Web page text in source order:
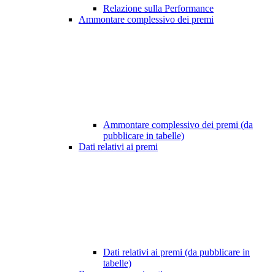
Relazione sulla Performance
Ammontare complessivo dei premi
Ammontare complessivo dei premi (da
pubblicare in tabelle)
Dati relativi ai premi
Dati relativi ai premi (da pubblicare in
tabelle)